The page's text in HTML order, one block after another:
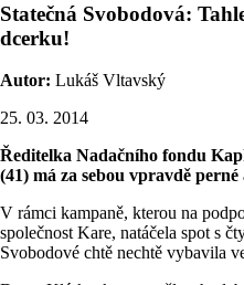
Statečná Svobodová:
dcerku!
Autor: Lukáš Vltavský
25. 03. 2014
Ředitelka Nadačního fondu
(41) má za sebou vpravdě
V rámci kampaně, kterou na
společnost Kare, natáčela spot s
Svobodové chtě nechtě vybavila